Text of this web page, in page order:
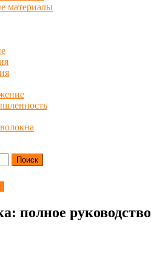
материалы
полное